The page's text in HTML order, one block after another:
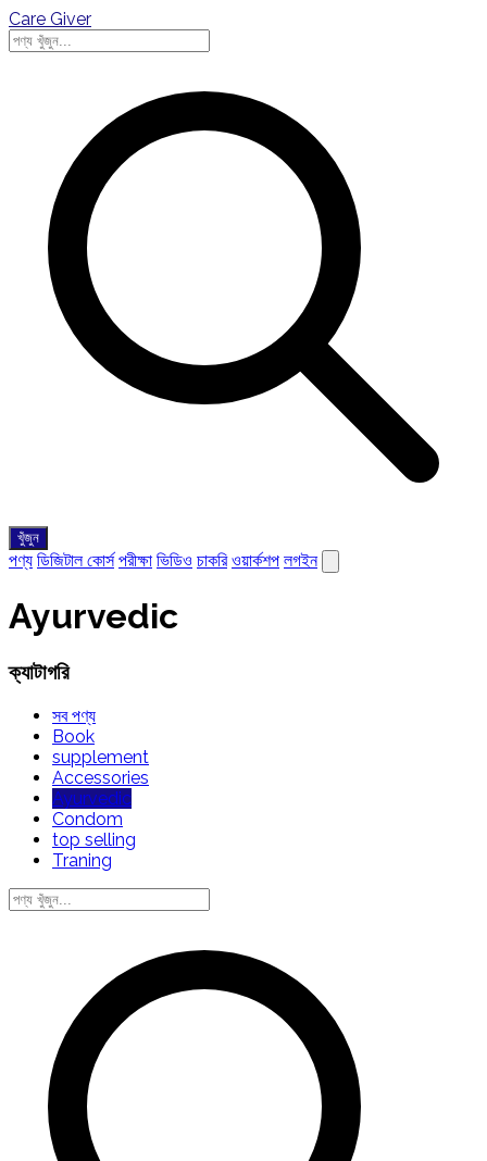
Care Giver
খুঁজুন
পণ্য ডিজিটাল কোর্স পরীক্ষা ভিডিও চাকরি ওয়ার্কশপ লগইন
Ayurvedic
ক্যাটাগরি
সব পণ্য
Book
supplement
Accessories
Ayurvedic
Condom
top selling
Traning